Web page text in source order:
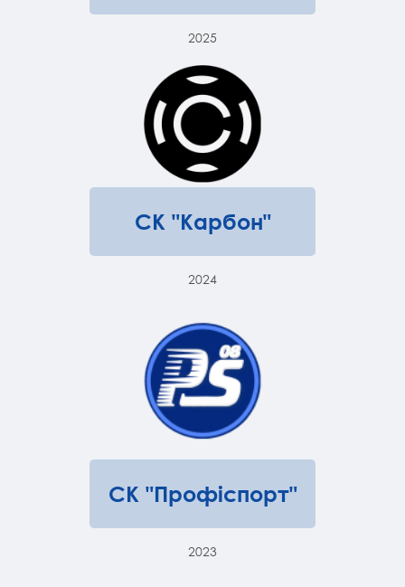
2025
СК "Карбон"
2024
СК "Профіспорт"
2023